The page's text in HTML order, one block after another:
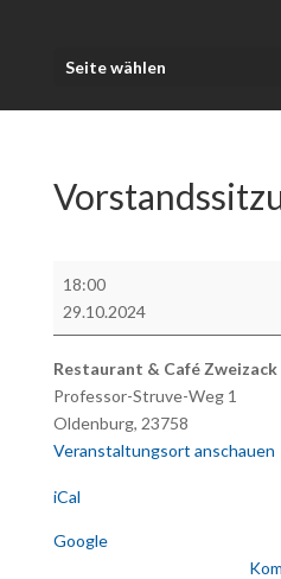
Seite wählen
18:00
29.10.2024
Restaurant & Café Zweizack
Professor-Struve-Weg 1
Oldenburg, 23758
Veranstaltungsort anschauen
iCal
Google